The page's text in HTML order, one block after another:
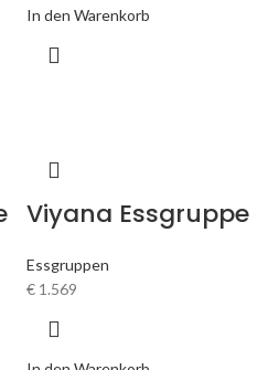
In den Warenkorb
Viyana Essgruppe
Essgruppen
€ 1.569